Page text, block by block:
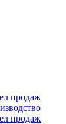
продаж
продаж